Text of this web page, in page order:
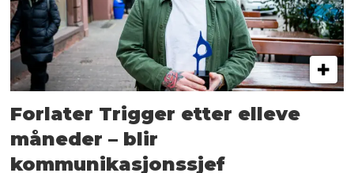
Forlater Trigger etter elleve
måneder – blir
kommunikasjonssjef